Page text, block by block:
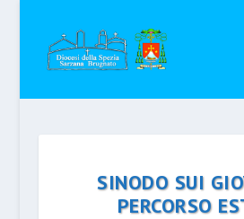
SINODO SUI
PERCORSO